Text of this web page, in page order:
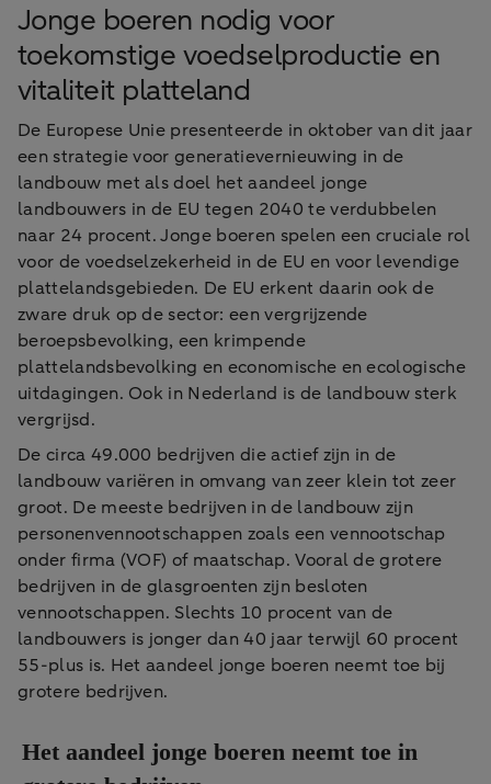
Jonge boeren nodig voor
toekomstige voedselproductie en
vitaliteit platteland
De Europese Unie presenteerde in oktober van dit jaar
een strategie voor generatievernieuwing in de
landbouw met als doel het aandeel jonge
landbouwers in de EU tegen 2040 te verdubbelen
naar 24 procent. Jonge boeren spelen een cruciale rol
voor de voedselzekerheid in de EU en voor levendige
plattelandsgebieden. De EU erkent daarin ook de
zware druk op de sector: een vergrijzende
beroepsbevolking, een krimpende
plattelandsbevolking en economische en ecologische
uitdagingen. Ook in Nederland is de landbouw sterk
vergrijsd.
De circa 49.000 bedrijven die actief zijn in de
landbouw variëren in omvang van zeer klein tot zeer
groot. De meeste bedrijven in de landbouw zijn
personenvennootschappen zoals een vennootschap
onder firma (VOF) of maatschap. Vooral de grotere
bedrijven in de glasgroenten zijn besloten
vennootschappen. Slechts 10 procent van de
landbouwers is jonger dan 40 jaar terwijl 60 procent
55-plus is. Het aandeel jonge boeren neemt toe bij
grotere bedrijven.